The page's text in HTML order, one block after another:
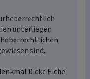
unterliegen
sind.
Dicke Eiche